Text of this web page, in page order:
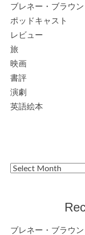
ブレネー・ブラウン
ポッドキャスト
レビュー
旅
映画
書評
演劇
英語絵本
Archives
ブレネー・ブラウ